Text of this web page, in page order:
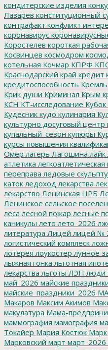
кондитерские изделия
Лазарев конституционный
контрафакт конфликт
коронавирус
Коростелев короткая
Косвинцев космодром
котельная Кочмар КПРФ
Краснодарский край кредит
кредитоспособность Кремль
Крик души Криминал Крым
КСН КТ-исследование Кубок
Кудесник кудо кулинария
культурно досуговый центр
купальный_сезон купюры
курсы повышения
Омер лагерь Лагошина лайк
атлетика
переправа ледовые
каток ледоход лекарства
лекарство Ленинская ЦРБ
Ленинское сельское
леса лесной пожар лесные
каникулы лето лето_2026
литература Лицей лицей №
логистический комплеск
лотерея лоукостер лунное
лыжная гонка льготная
лекарства льготы ЛЭП люди
май_2026 майские
майские_праздники_2026
Макаров Максим Акимов
макулатура Мама-
маммография мамография
Токайер Мария Костюк
Марковский март март_2026